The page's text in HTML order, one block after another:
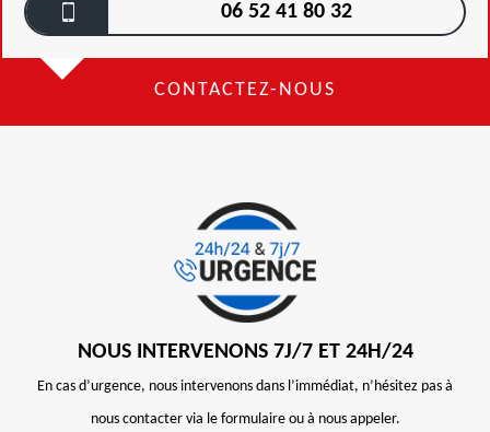
06 52 41 80 32
CONTACTEZ-NOUS
NOUS INTERVENONS 7J/7 ET 24H/24
En cas d’urgence, nous intervenons dans l’immédiat, n’hésitez pas à
nous contacter via le formulaire ou à nous appeler.